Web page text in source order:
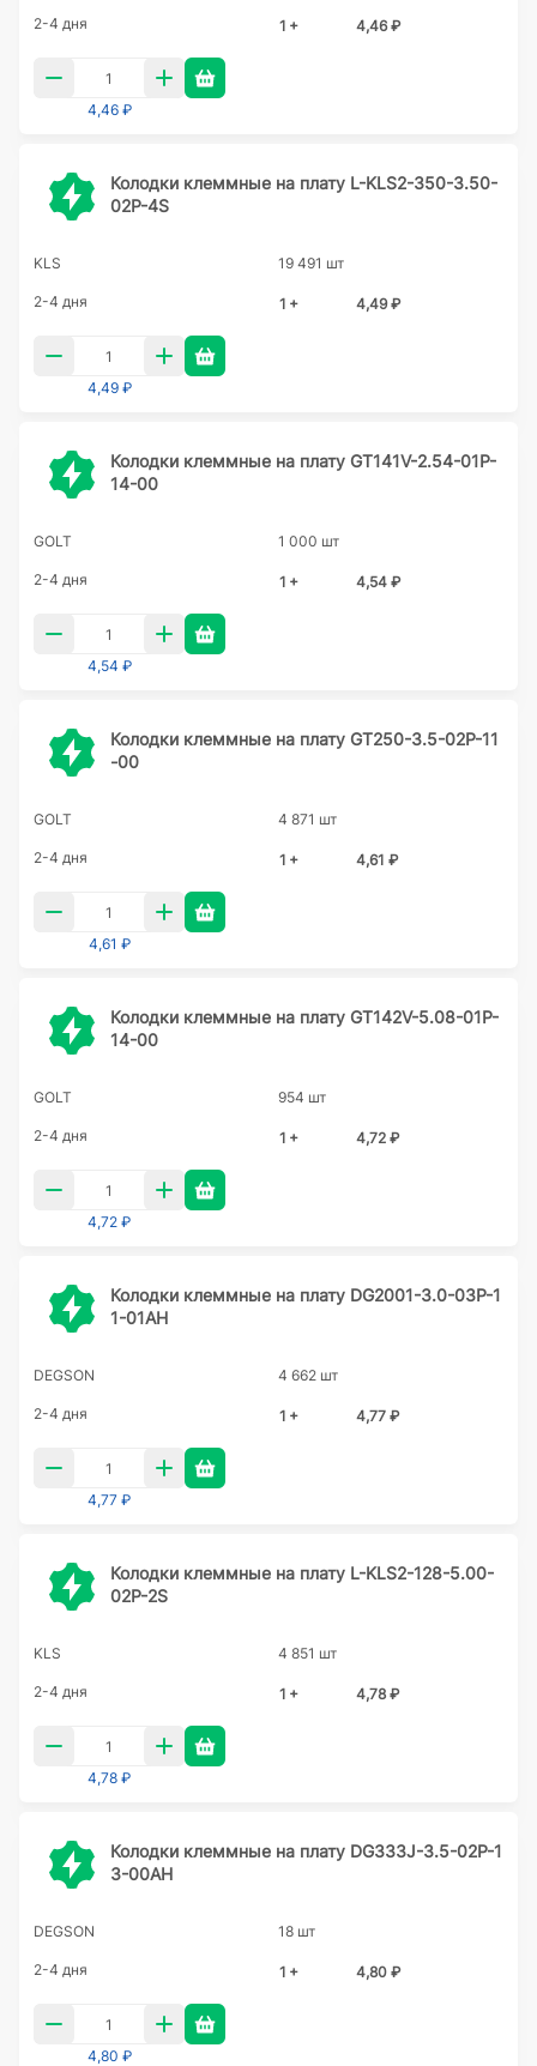
2-4 дня 1 + 4,46 ₽
4,46 ₽
Колодки клеммные на плату L-KLS2-350-3.50-
02P-4S
KLS 19 491 шт
2-4 дня 1 + 4,49 ₽
4,49 ₽
Колодки клеммные на плату GT141V-2.54-01P-
14-00
GOLT 1 000 шт
2-4 дня 1 + 4,54 ₽
4,54 ₽
Колодки клеммные на плату GT250-3.5-02P-11
-00
GOLT 4 871 шт
2-4 дня 1 + 4,61 ₽
4,61 ₽
Колодки клеммные на плату GT142V-5.08-01P-
14-00
GOLT 954 шт
2-4 дня 1 + 4,72 ₽
4,72 ₽
Колодки клеммные на плату DG2001-3.0-03P-1
1-01AH
DEGSON 4 662 шт
2-4 дня 1 + 4,77 ₽
4,77 ₽
Колодки клеммные на плату L-KLS2-128-5.00-
02P-2S
KLS 4 851 шт
2-4 дня 1 + 4,78 ₽
4,78 ₽
Колодки клеммные на плату DG333J-3.5-02P-1
3-00AH
DEGSON 18 шт
2-4 дня 1 + 4,80 ₽
4,80 ₽